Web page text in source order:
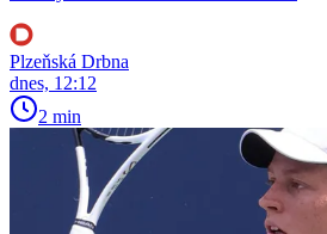
Plzeňská Drbna
dnes, 12:12
2 min